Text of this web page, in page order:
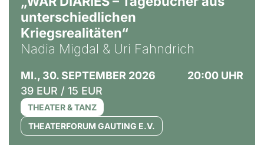
unterschiedlichen
Kriegsrealitäten“
Nadia Migdal & Uri Fahndrich
MI., 30. SEPTEMBER 2026
20:00 UHR
39 EUR / 15 EUR
THEATER & TANZ
THEATERFORUM GAUTING E.V.